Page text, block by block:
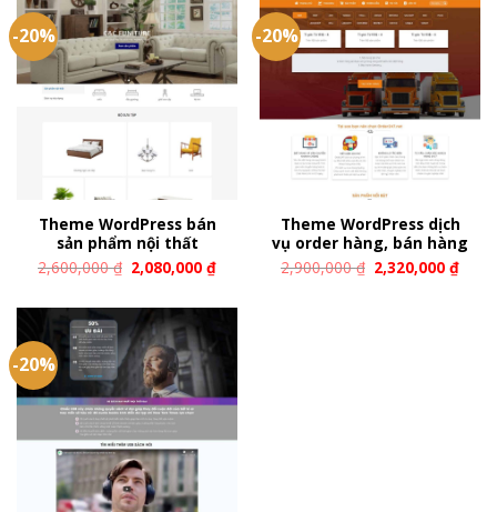
-20%
Theme WordPress bán
sản phẩm nội thất
2,600,000₫ 2,080,000₫
-20%
Theme WordPress dịch
vụ order hàng, bán hàng
2,900,000₫ 2,320,000₫
-20%